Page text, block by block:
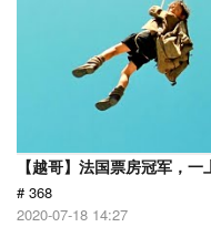
【越哥】法国票房冠军，
# 368
2020-07-18 14:27